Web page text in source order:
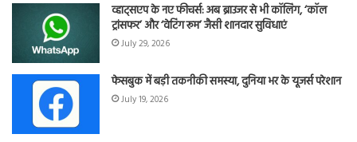
व्हाट्सएप के नए फीचर्स: अब ब्राउजर से भी कॉलिंग, ‘कॉल
ट्रांसफर’ और ‘वेटिंग रूम’ जैसी शानदार सुविधाएं
July 29, 2026
फेसबुक में बड़ी तकनीकी समस्या, दुनिया भर के यूजर्स परेशान
July 19, 2026